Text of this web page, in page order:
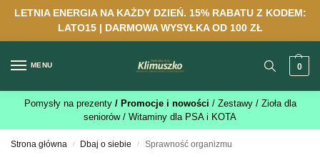
LETNIA ENERGIA NA KAŻDY DZIEŃ. 15% RABATU Z KODEM:
LATO15 | DARMOWA WYSYŁKA OD 100 ZŁ
MENU 0
Pomysły na prezenty / Promocje i nowości / Zestawy / Zioła dla
seniorów / Witaminy dla PSA i KOTA
Strona główna / Dbaj o siebie / Sprawność organizmu